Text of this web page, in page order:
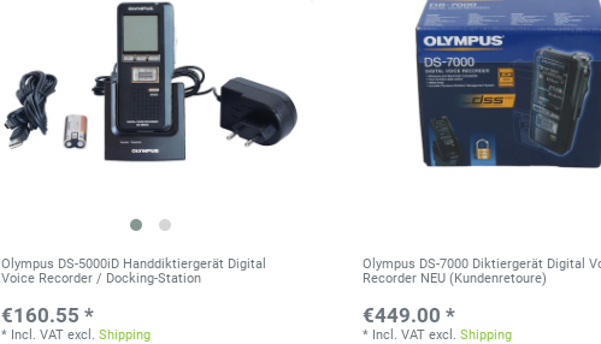
Olympus DS-5000iD Handdiktiergerät Digital
Voice Recorder / Docking-Station
€160.55 *
* Incl. VAT excl.Shipping
Olympus DS-7000 Diktiergerät Digital
Recorder NEU (Kundenretoure)
€449.00 *
* Incl. VAT excl.Shipping